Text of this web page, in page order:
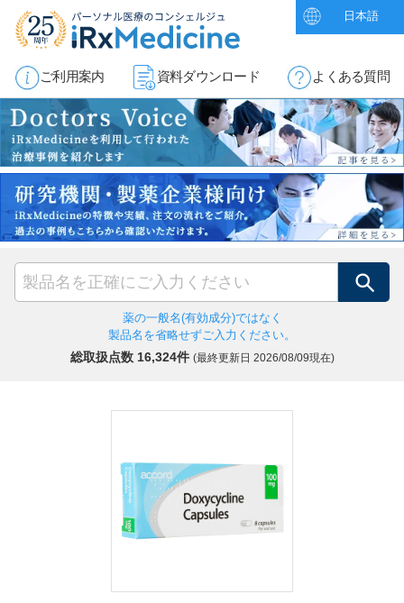
日本語
ご利用案内 資料ダウンロード よくある質問
検索
薬の一般名(有効成分)ではなく
製品名を省略せずご入力ください。
総取扱点数 16,324件 (最終更新日 2026/08/09現在)